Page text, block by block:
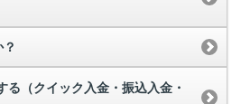
る（クイック入金・振込入金・